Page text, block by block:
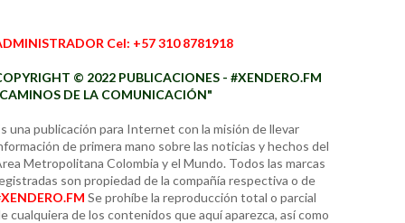
Cel: +57 310 8781918
© 2022 PUBLICACIONES - #XENDERO.FM
DE LA COMUNICACIÓN"
una publicación para Internet con la misión de llevar
de primera mano sobre las noticias y hechos del
Metropolitana Colombia y el Mundo. Todos las marcas
son propiedad de la compañía respectiva o de
Se prohíbe la reproducción total o parcial
cualquiera de los contenidos que aquí aparezca, así como